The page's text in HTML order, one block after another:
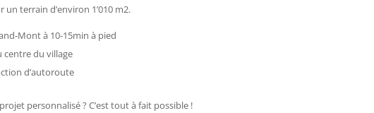
terrain d’environ 1’010 m2.
Mont à 10-15min à pied
centre du village
d’autoroute
personnalisé ? C’est tout à fait possible !